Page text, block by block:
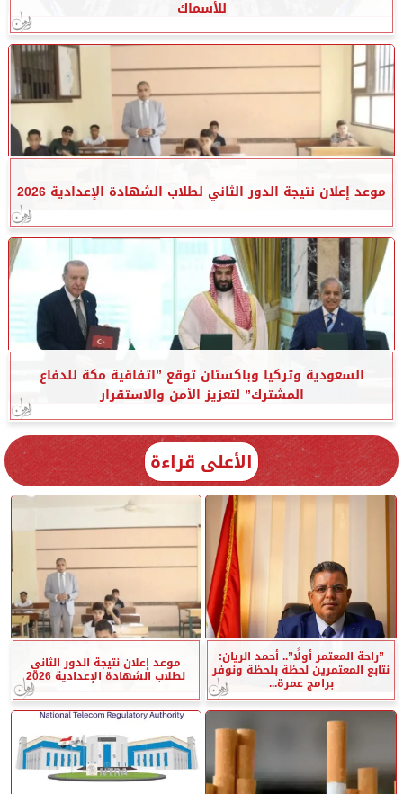
للأسماك
موعد إعلان نتيجة الدور الثاني لطلاب الشهادة الإعدادية 2026
السعودية وتركيا وباكستان توقع ”اتفاقية مكة للدفاع
المشترك” لتعزيز الأمن والاستقرار
الأعلى قراءة
”راحة المعتمر أولًا”.. أحمد الريان:
نتابع المعتمرين لحظة بلحظة ونوفر
برامج عمرة...
موعد إعلان نتيجة الدور الثاني
لطلاب الشهادة الإعدادية 2026